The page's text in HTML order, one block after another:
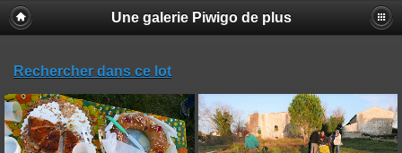
Une galerie Piwigo de plus
Rechercher dans ce lot